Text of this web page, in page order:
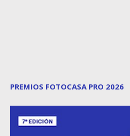
PREMIOS FOTOCASA PRO 2026